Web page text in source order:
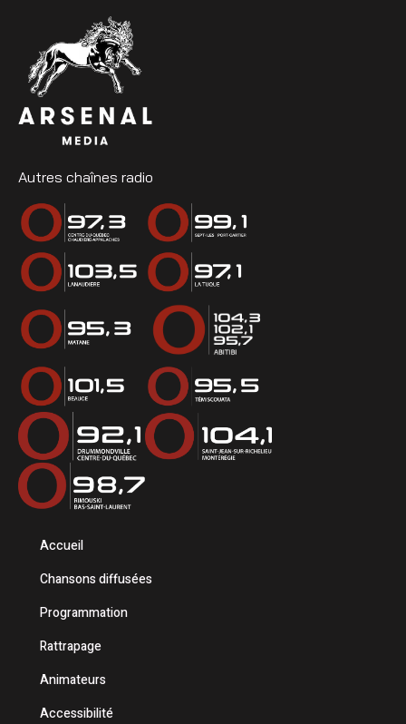
Autres chaînes radio
Accueil
Chansons diffusées
Programmation
Rattrapage
Animateurs
Accessibilité